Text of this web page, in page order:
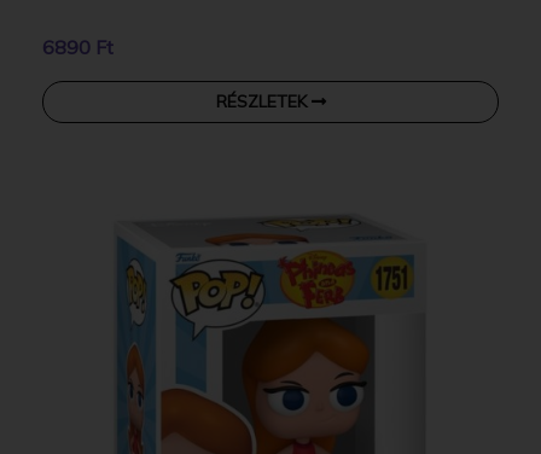
6890 Ft
RÉSZLETEK